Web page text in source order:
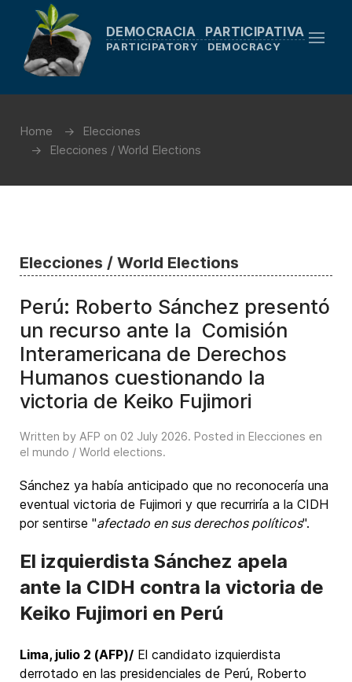
DEMOCRACIA PARTICIPATIVA
PARTICIPATORY DEMOCRACY
Home
Elecciones
Elecciones / World Elections
Elecciones / World Elections
Perú: Roberto Sánchez presentó
un recurso ante la Comisión
Interamericana de Derechos
Humanos cuestionando la
victoria de Keiko Fujimori
Written by AFP on 02 July 2026. Posted in Elecciones en
el mundo / World elections.
Sánchez ya había anticipado que no reconocería una
eventual victoria de Fujimori y que recurriría a la CIDH
por sentirse "afectado en sus derechos políticos".
El izquierdista Sánchez apela
ante la CIDH contra la victoria de
Keiko Fujimori en Perú
Lima, julio 2 (AFP)/ El candidato izquierdista
derrotado en las presidenciales de Perú, Roberto